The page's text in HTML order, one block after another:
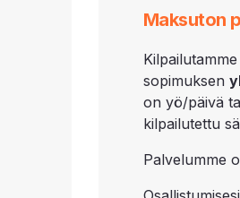
Maksuton
Kilpailutamme
sopimuksen
on yö/päivä
kilpailutettu
Palvelumme